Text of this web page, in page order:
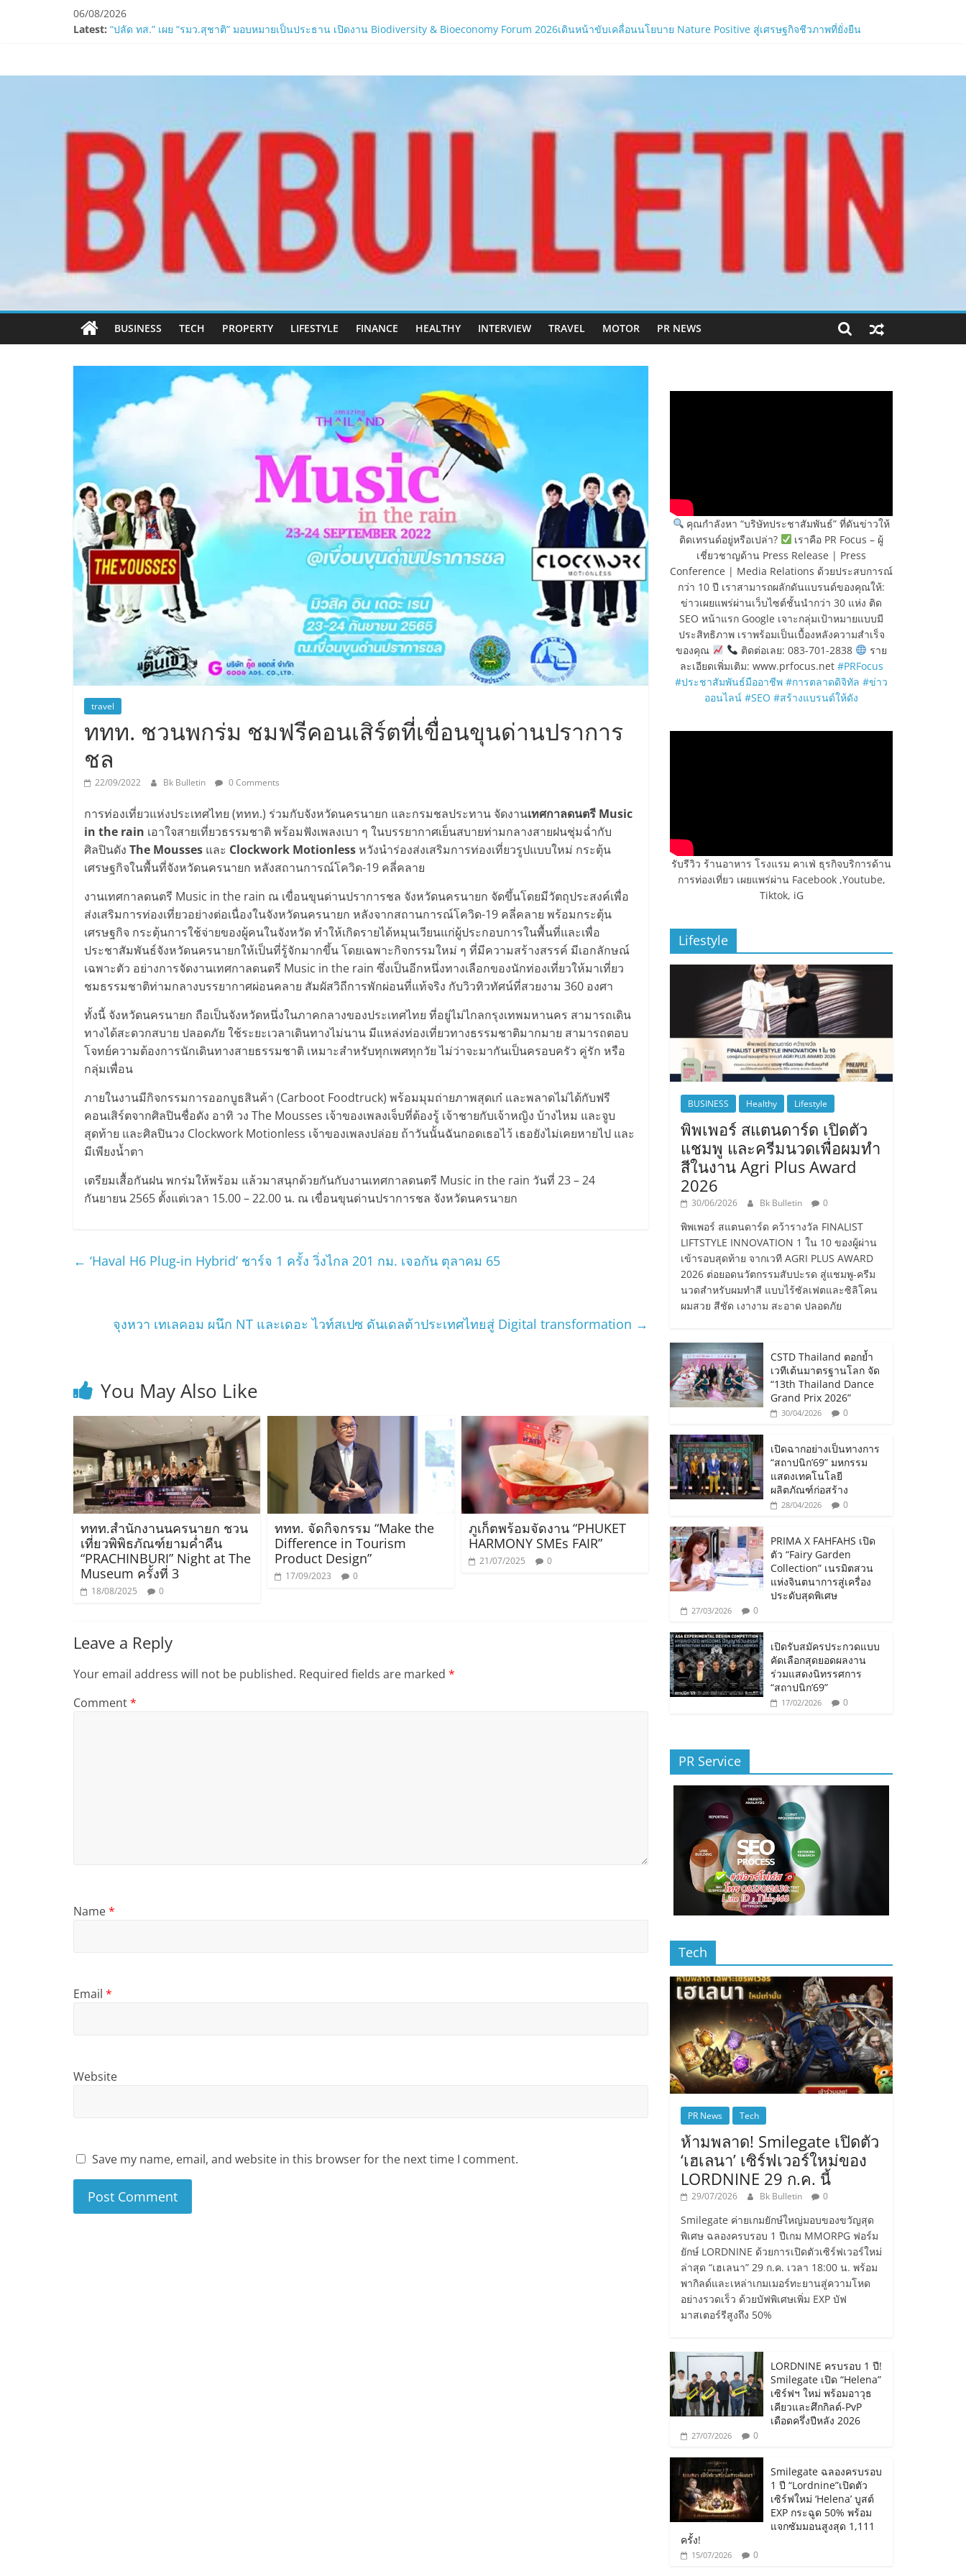
06/08/2026
Latest: “ปลัด ทส.” เผย “รมว.สุชาติ” มอบหมายเป็นประธาน เปิดงาน Biodiversity & Bioeconomy Forum 2026เดินหน้าขับเคลื่อนนโยบาย Nature Positive สู่เศรษฐกิจชีวภาพที่ยั่งยืน
Smilegate ฉลองครบรอบ 1 ปี “Lordnine”เปิดตัวเซิร์ฟใหม่ ‘Helena’ บูสต์ EXP กระฉูด 50% พร้อมแจกซัมมอนสูงสุด 1,111 ครั้ง!
ZTE จับมือ AIS อัปเกรด Backbone Networkสำหรับภาครัฐและองค์กรธุรกิจ มุ่งเสริมรากฐานเศรษฐกิจดิจิทัลให้แกร่งยิ่งขึ้น
www.bkbulletin.com
ข่าว
ครบ
ด้าน
BUSINESS TECH PROPERTY LIFESTYLE FINANCE HEALTHY INTERVIEW TRAVEL MOTOR PR NEWS
travel
ททท. ชวนพกร่ม ชมฟรีคอนเสิร์ตที่เขื่อนขุนด่านปราการ
ชล
22/09/2022 Bk Bulletin 0 Comments
การท่องเที่ยวแห่งประเทศไทย (ททท.) ร่วมกับจังหวัดนครนายก และกรมชลประทาน จัดงานเทศกาลดนตรี Music
in the rain เอาใจสายเที่ยวธรรมชาติ พร้อมฟังเพลงเบา ๆ ในบรรยากาศเย็นสบายท่ามกลางสายฝนชุ่มฉ่ำกับ
ศิลปินดัง The Mousses และ Clockwork Motionlessหวังนำร่องส่งเสริมการท่องเที่ยวรูปแบบใหม่ กระตุ้น
เศรษฐกิจในพื้นที่จังหวัดนครนายก หลังสถานการณ์โควิด-19 คลี่คลาย
งานเทศกาลดนตรี Music in the rain ณ เขื่อนขุนด่านปราการชล จังหวัดนครนายก จัดขึ้นโดยมีวัตถุประสงค์เพื่อ
ส่งเสริมการท่องเที่ยวอย่างต่อเนื่องในจังหวัดนครนายก หลังจากสถานการณ์โควิด-19 คลี่คลาย พร้อมกระตุ้น
เศรษฐกิจ กระตุ้นการใช้จ่ายของผู้คนในจังหวัด ทำให้เกิดรายได้หมุนเวียนแก่ผู้ประกอบการในพื้นที่และเพื่อ
ประชาสัมพันธ์จังหวัดนครนายกให้เป็นที่รู้จักมากขึ้น โดยเฉพาะกิจกรรมใหม่ ๆ ที่มีความสร้างสรรค์ มีเอกลักษณ์
เฉพาะตัว อย่างการจัดงานเทศกาลดนตรี Music in the rain ซึ่งเป็นอีกหนึ่งทางเลือกของนักท่องเที่ยวให้มาเที่ยว
ชมธรรมชาติท่ามกลางบรรยากาศผ่อนคลาย สัมผัสวิถีการพักผ่อนที่แท้จริง กับวิวทิวทัศน์ที่สวยงาม 360 องศา
ทั้งนี้ จังหวัดนครนายก ถือเป็นจังหวัดหนึ่งในภาคกลางของประเทศไทย ที่อยู่ไม่ไกลกรุงเทพมหานคร สามารถเดิน
ทางได้สะดวกสบาย ปลอดภัย ใช้ระยะเวลาเดินทางไม่นาน มีแหล่งท่องเที่ยวทางธรรมชาติมากมาย สามารถตอบ
โจทย์ความต้องการนักเดินทางสายธรรมชาติ เหมาะสำหรับทุกเพศทุกวัย ไม่ว่าจะมากันเป็นครอบครัว คู่รัก หรือ
กลุ่มเพื่อน
ภายในงานมีกิจกรรมการออกบูธสินค้า (Carboot Foodtruck) พร้อมมุมถ่ายภาพสุดเก๋ และพลาดไม่ได้กับฟรี
คอนเสิร์ตจากศิลปินชื่อดัง อาทิ วง The Mousses เจ้าของเพลงเจ็บที่ต้องรู้ เจ้าชายกับเจ้าหญิง บ้างไหม และจูบ
สุดท้าย และศิลปินวง Clockwork Motionless เจ้าของเพลงปล่อย ถ้าวันนั้นฉันกอดเธอไว้ เธอยังไม่เคยหายไป และ
มีเพียงน้ำตา
เตรียมเสื้อกันฝน พกร่มให้พร้อม แล้วมาสนุกด้วยกันกับงานเทศกาลดนตรี Music in the rain วันที่ 23 – 24
กันยายน 2565 ตั้งแต่เวลา 15.00 – 22.00 น. ณ เขื่อนขุนด่านปราการชล จังหวัดนครนายก
← ‘Haval H6 Plug-in Hybrid’ ชาร์จ 1 ครั้ง วิ่งไกล 201 กม. เจอกัน ตุลาคม 65
จุงหวา เทเลคอม ผนึก NT และเดอะ ไวท์สเปซ ดันเดลต้าประเทศไทยสู่ Digital transformation →
You May Also Like
ททท.สำนักงานนครนายก ชวน
เที่ยวพิพิธภัณฑ์ยามค่ำคืน
“PRACHINBURI” Night at The
Museum ครั้งที่ 3
18/08/2025 0
ททท. จัดกิจกรรม “Make the
Difference in Tourism
Product Design”
17/09/2023 0
ภูเก็ตพร้อมจัดงาน “PHUKET
HARMONY SMEs FAIR”
21/07/2025 0
Leave a Reply
Your email address will not be published. Required fields are marked *
Comment*
Name*
Email *
Website
Save my name, email, and website in this browser for the next time I comment.
คุณกำลังหา “บริษัทประชาสัมพันธ์” ที่ดันข่าวให้
ติดเทรนด์อยู่หรือเปล่า?
เราคือ PR Focus – ผู้
เชี่ยวชาญด้าน Press Release | Press
Conference | Media Relations ด้วยประสบการณ์
กว่า 10 ปี เราสามารถผลักดันแบรนด์ของคุณให้:
ข่าวเผยแพร่ผ่านเว็บไซต์ชั้นนำกว่า 30 แห่ง ติด
SEO หน้าแรก Google เจาะกลุ่มเป้าหมายแบบมี
ประสิทธิภาพ เราพร้อมเป็นเบื้องหลังความสำเร็จ
ของคุณ
ติดต่อเลย: 083-701-2838
ราย
ละเอียดเพิ่มเติม: www.prfocus.net #PRFocus
#ประชาสัมพันธ์มืออาชีพ #การตลาดดิจิทัล #ข่าว
ออนไลน์ #SEO #สร้างแบรนด์ให้ดัง
รับรีวิว ร้านอาหาร โรงแรม คาเฟ่ ธุรกิจบริการด้าน
การท่องเที่ยว เผยแพร่ผ่าน Facebook ,Youtube,
Tiktok, iG
Lifestyle
BUSINESS Healthy Lifestyle
พิพเพอร์ สแตนดาร์ด เปิดตัว
แชมพู และครีมนวดเพื่อผมทำ
สีในงาน Agri Plus Award
2026
30/06/2026 Bk Bulletin 0
พิพเพอร์ สแตนดาร์ด คว้ารางวัล FINALIST
LIFTSTYLE INNOVATION 1 ใน 10 ของผู้ผ่าน
เข้ารอบสุดท้าย จากเวที AGRI PLUS AWARD
2026 ต่อยอดนวัตกรรมสับปะรด สู่แชมพู-ครีม
นวดสำหรับผมทำสี แบบไร้ซัลเฟตและซิลิโคน
ผมสวย สีชัด เงางาม สะอาด ปลอดภัย
CSTD Thailand ตอกย้ำ
เวทีเต้นมาตรฐานโลก จัด
“13th Thailand Dance
Grand Prix 2026”
30/04/2026 0
เปิดฉากอย่างเป็นทางการ
“สถาปนิก’69” มหกรรม
แสดงเทคโนโลยี
ผลิตภัณฑ์ก่อสร้าง
28/04/2026 0
PRIMA X FAHFAHS เปิด
ตัว “Fairy Garden
Collection” เนรมิตสวน
แห่งจินตนาการสู่เครื่อง
ประดับสุดพิเศษ
27/03/2026 0
เปิดรับสมัครประกวดแบบ
คัดเลือกสุดยอดผลงาน
ร่วมแสดงนิทรรศการ
“สถาปนิก’69”
17/02/2026 0
PR Service
Tech
PR News Tech
ห้ามพลาด! Smilegate เปิดตัว
‘เฮเลนา’ เซิร์ฟเวอร์ใหม่ของ
LORDNINE 29 ก.ค. นี้
29/07/2026 Bk Bulletin 0
Smilegate ค่ายเกมยักษ์ใหญ่มอบของขวัญสุด
พิเศษ ฉลองครบรอบ 1 ปีเกม MMORPG ฟอร์ม
ยักษ์ LORDNINE ด้วยการเปิดตัวเซิร์ฟเวอร์ใหม่
ล่าสุด “เฮเลนา” 29 ก.ค. เวลา 18:00 น. พร้อม
พากิลด์และเหล่าเกมเมอร์ทะยานสู่ความโหด
อย่างรวดเร็ว ด้วยบัฟพิเศษเพิ่ม EXP บัฟ
มาสเตอร์รีสูงถึง 50%
LORDNINE ครบรอบ 1 ปี!
Smilegate เปิด “Helena”
เซิร์ฟฯ ใหม่ พร้อมอาวุธ
เคียวและศึกกิลด์-PvP
เดือดครึ่งปีหลัง 2026
27/07/2026 0
Smilegate ฉลองครบรอบ
1 ปี “Lordnine”เปิดตัว
เซิร์ฟใหม่ ‘Helena’ บูสต์
EXP กระฉูด 50% พร้อม
แจกซัมมอนสูงสุด 1,111
ครั้ง!
15/07/2026 0